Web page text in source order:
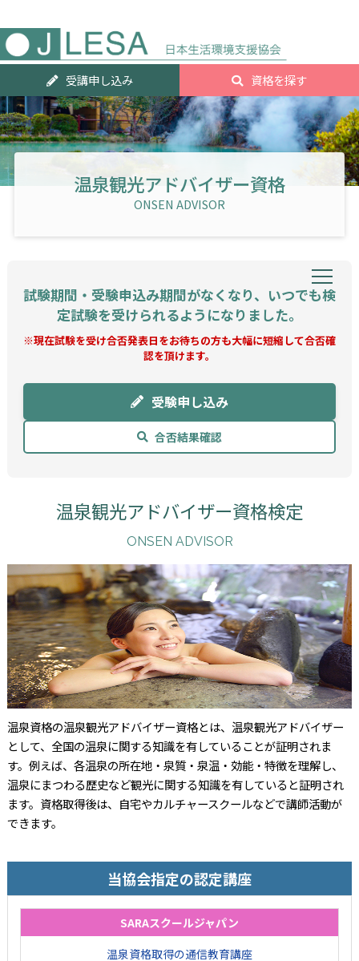
グ
受講申し込み 資格を探す
温泉観光アドバイザー資格
ONSEN ADVISOR
試験期間・受験申込み期間がなくなり、いつでも検
定試験を受けられるようになりました。
※現在試験を受け合否発表日をお待ちの方も大幅に短縮して合否確
認を頂けます。
受験申し込み
合否結果確認
温泉観光アドバイザー資格検定
ONSEN ADVISOR
温泉資格の温泉観光アドバイザー資格とは、温泉観光アドバイザー
として、全国の温泉に関する知識を有していることが証明されま
す。例えば、各温泉の所在地・泉質・泉温・効能・特徴を理解し、
温泉にまつわる歴史など観光に関する知識を有していると証明され
ます。資格取得後は、自宅やカルチャースクールなどで講師活動が
できます。
当協会指定の認定講座
SARAスクールジャパン
温泉資格取得の通信教育講座